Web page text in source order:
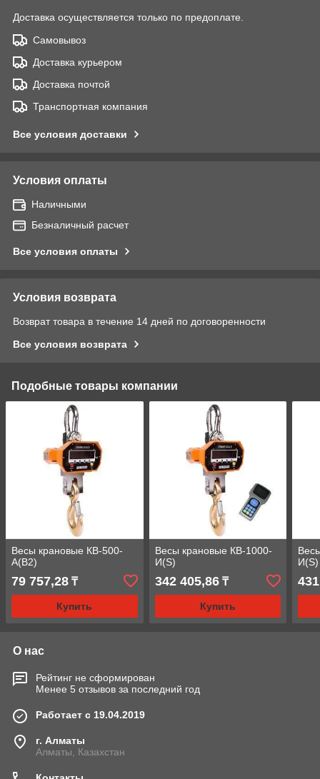
Доставка осуществляется только по предоплате.
Самовывоз
Доставка курьером
Доставка почтой
Транспортная компания
Все условия доставки
Условия оплаты
Наличными
Безналичный расчет
Все условия оплаты
Условия возврата
Возврат товара в течение 14 дней по договоренности
Все условия возврата
Подобные товары компании
Весы крановые КВ-500-
А(В2)
79 757,28 ₸
Купить
Весы крановые КВ-1000-
И(S)
342 405,86₸
Купить
И(S)
О нас
Рейтинг не сформирован
Менее 5 отзывов за последний год
Работает с 19.04.2019
г. Алматы
Алматы, Казахстан